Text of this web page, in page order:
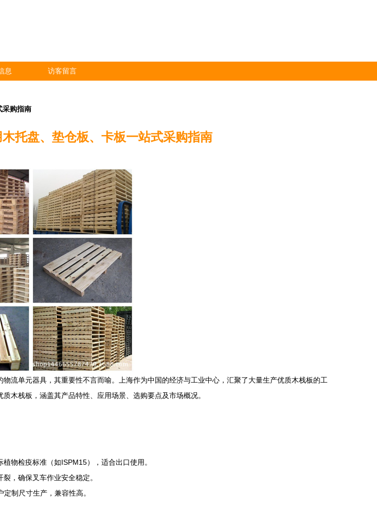
息 访客留言
采购指南
托盘、垫仓板、卡板一站式采购指南
流单元器具，其重要性不言而喻。上海作为中国的经济与工业中心，汇聚了大量生产优质木栈板的工
木栈板，涵盖其产品特性、应用场景、选购要点及市场概况。
物检疫标准（如ISPM15），适合出口使用。
，确保叉车作业安全稳定。
制尺寸生产，兼容性高。